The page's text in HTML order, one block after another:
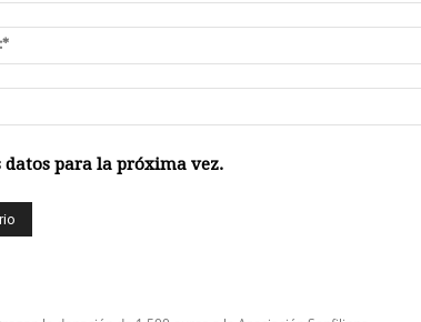
datos para la próxima vez.